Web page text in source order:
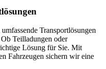
Transportlösungen
Teilladungen oder
Lösung für Sie. Mit
Fahrzeugen sichern wir eine